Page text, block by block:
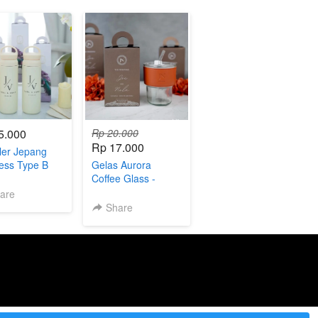
Jepang
Type B
Rp 20.000
Rp 17.000
Gelas Aurora
Coffee Glass -
emboss
Share